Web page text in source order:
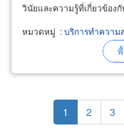
วินัยและความรู้ที่เกี่ยวข้อง
แบ่งเบาภาระให้ลูกค้ามีเวล
ทำงานได้อย่างเบาใจเบาแ
คุณภาพให้กับลูกค้า ที่ต้อง
สะอาด
หมวดหมู่ :บริการทำความ
Pagination
Current
page
1 Page
2 3